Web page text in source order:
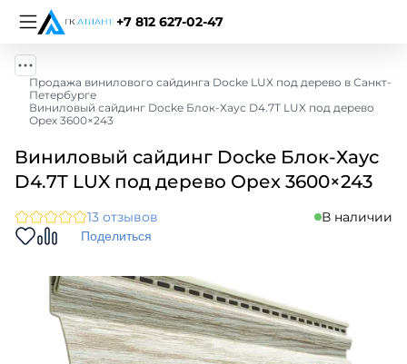
+7 812 627-02-47
Продажа винилового сайдинга Docke LUX под дерево в Санкт-
Петербурге
Виниловый сайдинг Docke Блок-Хаус D4.7T LUX под дерево
Орех 3600×243
Виниловый сайдинг Docke Блок-Хаус
D4.7T LUX под дерево Орех 3600×243
13 отзывов В наличии
Поделиться